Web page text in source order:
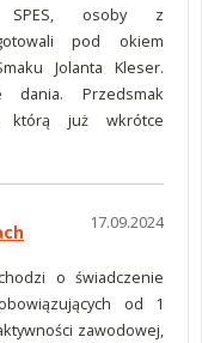
SPES, osoby z
pod okiem
Jolanta Kleser.
dania. Przedsmak
którą już wkrótce
17.09.2024
o świadczenie
od 1
zawodowej,